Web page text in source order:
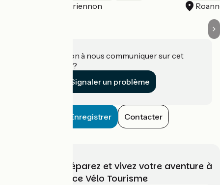
Briennon
Une information à nous communiquer sur cet
établissement ?
Signaler un problème
Enregistrer Contacter
Choisissez, préparez et vivez votre aventure à
vélo avec France Vélo Tourisme